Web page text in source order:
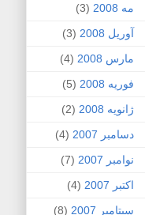
مه 2008
(3)
آوریل 2008
(3)
مارس 2008
(4)
فوریه 2008
(5)
ژانویه 2008
(2)
دسامبر 2007
(4)
نوامبر 2007
(7)
اکتبر 2007
(4)
سپتامبر 2007
(8)